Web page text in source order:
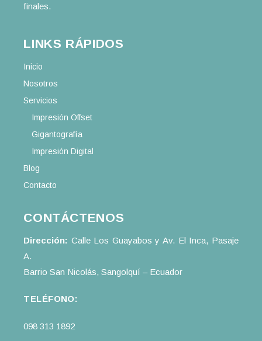
finales.
LINKS RÁPIDOS
Inicio
Nosotros
Servicios
Impresión Offset
Gigantografía
Impresión Digital
Blog
Contacto
CONTÁCTENOS
Dirección: Calle Los Guayabos y Av. El Inca, Pasaje
A.
Barrio San Nicolás, Sangolquí – Ecuador
TELÉFONO:
098 313 1892